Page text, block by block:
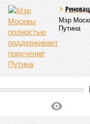
Мирослава
– Довольно
развития событий,
железные дороги
спонсора. Вряд ли
РЖД совсем без
и привычный уже
новых хозяев, и